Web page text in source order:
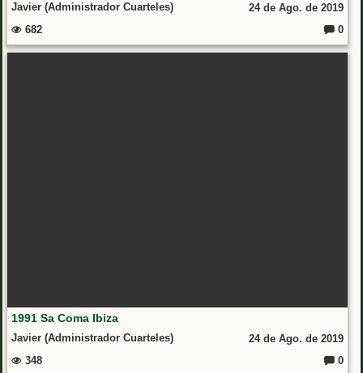
Javier (Administrador Cuarteles)
24 de Ago. de 2019
682
0
1991 Sa Coma Ibiza
Javier (Administrador Cuarteles)
24 de Ago. de 2019
348
0